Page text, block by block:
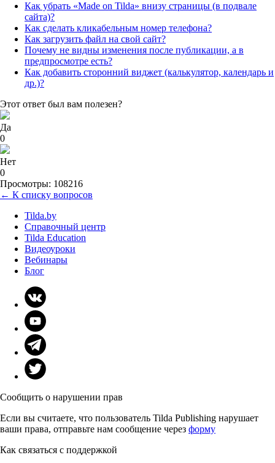
Как убрать «Made on Tilda» внизу страницы (в подвале
сайта)?
Как сделать кликабельным номер телефона?
Как загрузить файл на свой сайт?
Почему не видны изменения после публикации, а в
предпросмотре есть?
Как добавить сторонний виджет (калькулятор, календарь и
др.)?
Этот ответ был вам полезен?
Да
0
Нет
0
Просмотры: 108216
← К списку вопросов
Tilda.by
Справочный центр
Tilda Education
Видеоуроки
Вебинары
Блог
Сообщить о нарушении прав
Если вы считаете, что пользователь Tilda Publishing нарушает
ваши права, отправьте нам сообщение через форму
Как связаться с поддержкой